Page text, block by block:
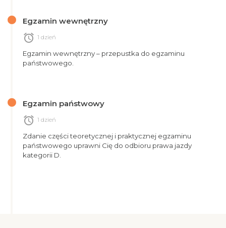
Egzamin wewnętrzny
alarm 1 dzień
Egzamin wewnętrzny – przepustka do egzaminu
państwowego.
Egzamin państwowy
alarm 1 dzień
Zdanie części teoretycznej i praktycznej egzaminu
państwowego uprawni Cię do odbioru prawa jazdy
kategorii D.